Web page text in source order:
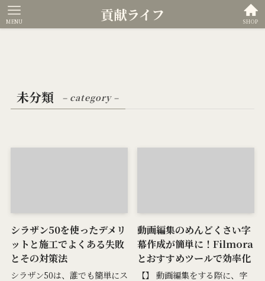
貢献ライフ SHOP
MENU
未分類 – category –
シラザン50を使ったデメリ
ットと施工でよくある失敗
とその対策法
シラザン50は、誰でも簡単にス
動画編集のめんどくさい字
幕作成が簡単に！Filmora
とおすすめツールで効率化
【】 動画編集をする際に、字